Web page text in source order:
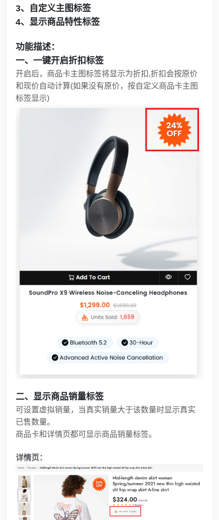
3、自定义主图标签
4、显示商品特性标签
功能描述：
一、一键开启折扣标签
开启后，商品卡主图标签将显示为折扣,折扣会按原价
和现价自动计算(如果没有原价，按自定义商品卡主图
标签显示)
二、显示商品销量标签
可设置虚拟销量，当真实销量大于该数量时显示真实
已售数量。
商品卡和详情页都可显示商品销量标签。
详情页：